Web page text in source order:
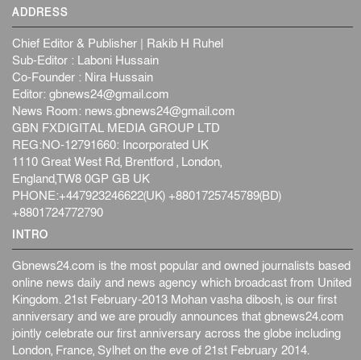
ADDRESS
Chief Editor & Publisher | Rakib H Ruhel
Sub-Editor : Laboni Hussain
Co-Founder : Nira Hussain
Editor: gbnews24@gmail.com
News Room: news.gbnews24@gmail.com
GBN FXDIGITAL MEDIA GROUP LTD
REG:NO-12791660: Incorporated UK
1110 Great West Rd, Brentford , London,
England,TW8 0GP GB UK
PHONE:+447923246622(UK) +8801725745789(BD)
+8801724772790
INTRO
Gbnews24.com is the most popular and owned journalists based
online news daily and news agency which broadcast from United
Kingdom. 21st February-2013 Mohan vasha dibosh, is our first
anniversary and we are proudly announces that gbnews24.com
jointly celebrate our first anniversary across the globe including
London, France, Sylhet on the eve of 21st February 2014.